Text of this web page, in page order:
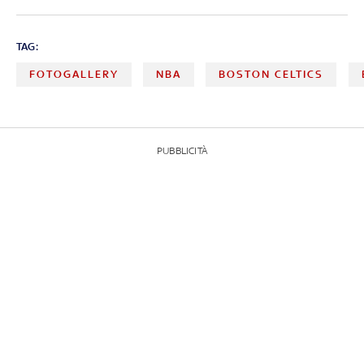
TAG:
FOTOGALLERY NBA BOSTON CELTICS
PUBBLICITÀ